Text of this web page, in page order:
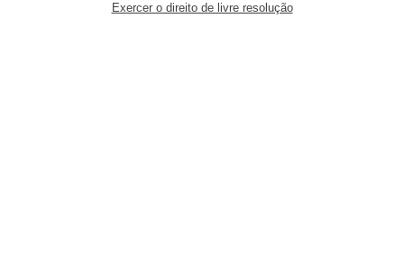
Exercer o direito de livre resolução